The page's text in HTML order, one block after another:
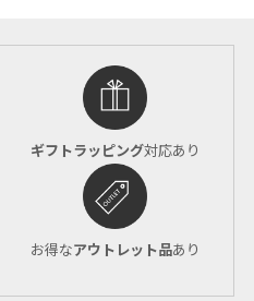
ギフトラッピング対応あり
お得なアウトレット品あり